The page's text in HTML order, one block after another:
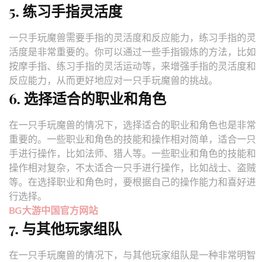
5. 练习手指灵活度
一只手玩魔兽需要手指的灵活度和反应能力，练习手指的灵
活度是非常重要的。你可以通过一些手指锻炼的方法，比如
按摩手指、练习手指的灵活运动等，来增强手指的灵活度和
反应能力，从而更好地应对一只手玩魔兽的挑战。
6. 选择适合的职业和角色
在一只手玩魔兽的情况下，选择适合的职业和角色也是非常
重要的。一些职业和角色的技能和操作相对简单，适合一只
手进行操作，比如法师、猎人等。一些职业和角色的技能和
操作相对复杂，不太适合一只手进行操作，比如战士、盗贼
等。在选择职业和角色时，要根据自己的操作能力和喜好进
行选择。
BG大游中国官方网站
7. 与其他玩家组队
在一只手玩魔兽的情况下，与其他玩家组队是一种非常明智